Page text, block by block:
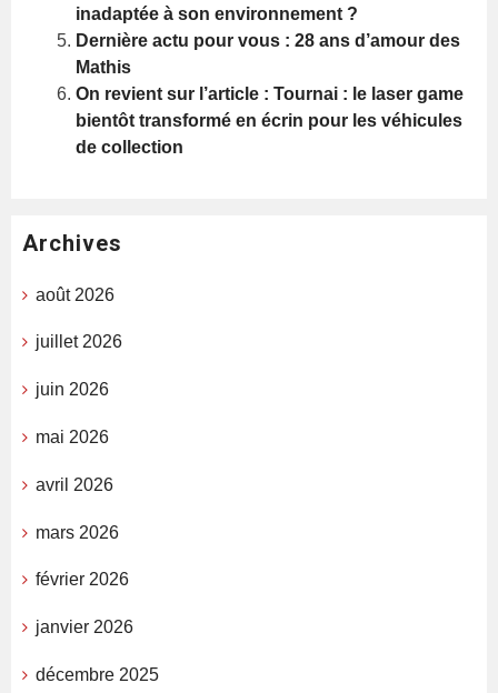
inadaptée à son environnement ?
Dernière actu pour vous : 28 ans d’amour des
Mathis
On revient sur l’article : Tournai : le laser game
bientôt transformé en écrin pour les véhicules
de collection
Archives
août 2026
juillet 2026
juin 2026
mai 2026
avril 2026
mars 2026
février 2026
janvier 2026
décembre 2025